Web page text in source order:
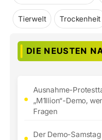
Tierwelt Trockenheit
DIE NEUSTEN
Ausnahme-
„M1llion“-Demo,
Fragen
Der Demo-